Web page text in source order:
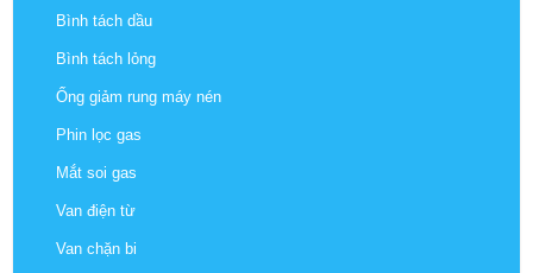
Bình tách dầu
Bình tách lỏng
Ống giảm rung máy nén
Phin lọc gas
Mắt soi gas
Van điện từ
Van chặn bi